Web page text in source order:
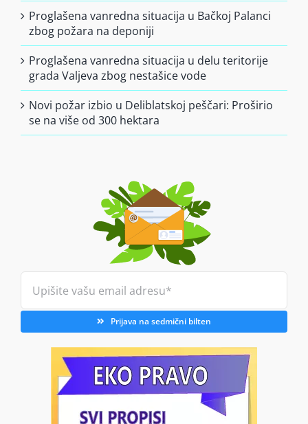
Proglašena vanredna situacija u Bačkoj Palanci
zbog požara na deponiji
Proglašena vanredna situacija u delu teritorije
grada Valjeva zbog nestašice vode
Novi požar izbio u Deliblatskoj peščari: Proširio
se na više od 300 hektara
Prijava na sedmični bilten